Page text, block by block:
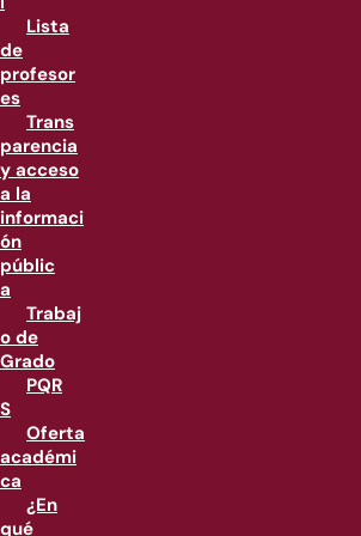
Lista
de
profesor
es
Trans
parencia
y acceso
a la
informaci
ón
públic
a
Trabaj
o de
Grado
PQR
S
Oferta
académi
ca
¿En
qué